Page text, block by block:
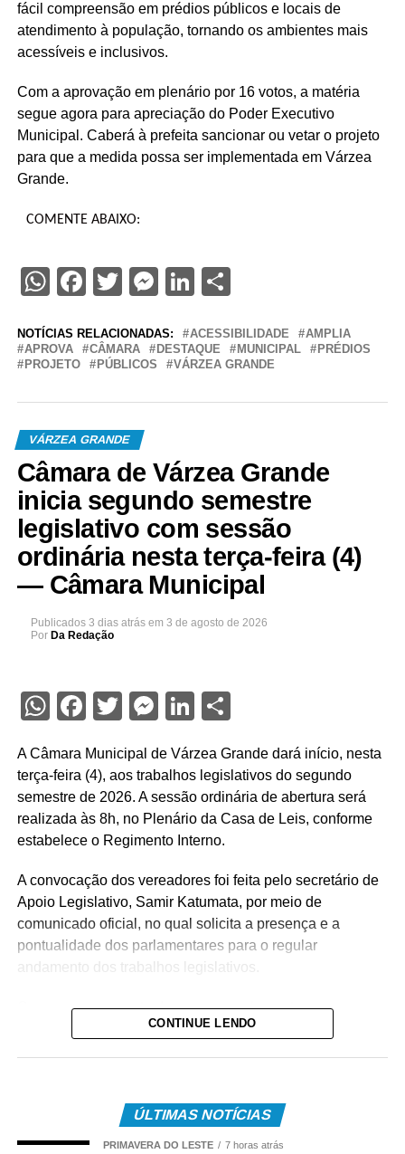
fácil compreensão em prédios públicos e locais de
atendimento à população, tornando os ambientes mais
acessíveis e inclusivos.
Com a aprovação em plenário por 16 votos, a matéria
segue agora para apreciação do Poder Executivo
Municipal. Caberá à prefeita sancionar ou vetar o projeto
para que a medida possa ser implementada em Várzea
Grande.
COMENTE ABAIXO:
WhatsApp
Facebook
TwitterMessenger
LinkedIn
NOTÍCIAS RELACIONADAS: ACESSIBILIDADE
AMPLIA
APROVA
CÂMARA DESTAQUE MUNICIPAL
PRÉDIOS
PROJETO
PÚBLICOS VÁRZEA GRANDE
VÁRZEA GRANDE
Câmara de Várzea Grande
inicia segundo semestre
legislativo com sessão
ordinária nesta terça-feira (4)
— Câmara Municipal
Publicados 3 dias atrás em 3 de agosto de 2026
Por Da Redação
WhatsApp
Facebook
TwitterMessenger
LinkedIn
A Câmara Municipal de Várzea Grande dará início, nesta
terça-feira (4), aos trabalhos legislativos do segundo
semestre de 2026. A sessão ordinária de abertura será
realizada às 8h, no Plenário da Casa de Leis, conforme
estabelece o Regimento Interno.
A convocação dos vereadores foi feita pelo secretário de
Apoio Legislativo, Samir Katumata, por meio de
comunicado oficial, no qual solicita a presença e a
pontualidade dos parlamentares para o regular
Com o encerramento do recesso parlamentar, os
vereadores voltam a apreciar projetos de lei,
CONTINUE LENDO
ÚLTIMAS NOTÍCIAS
PRIMAVERA DO LESTE 7 horas atrás